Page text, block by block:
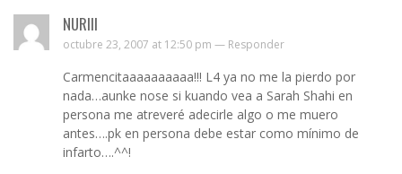
NURIII
octubre 23, 2007 at 12:50 pm — Responder
Carmencitaaaaaaaaaa!!! L4 ya no me la pierdo por
nada…aunke nose si kuando vea a Sarah Shahi en
persona me atreveré adecirle algo o me muero
antes….pk en persona debe estar como mínimo de
infarto….^^!